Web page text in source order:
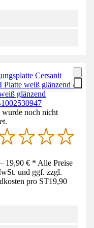
Cersanit
weiß glänzend /
glänzend
noch nicht
19,90 € * Alle Preise
und ggf. zzgl.
pro ST19,90